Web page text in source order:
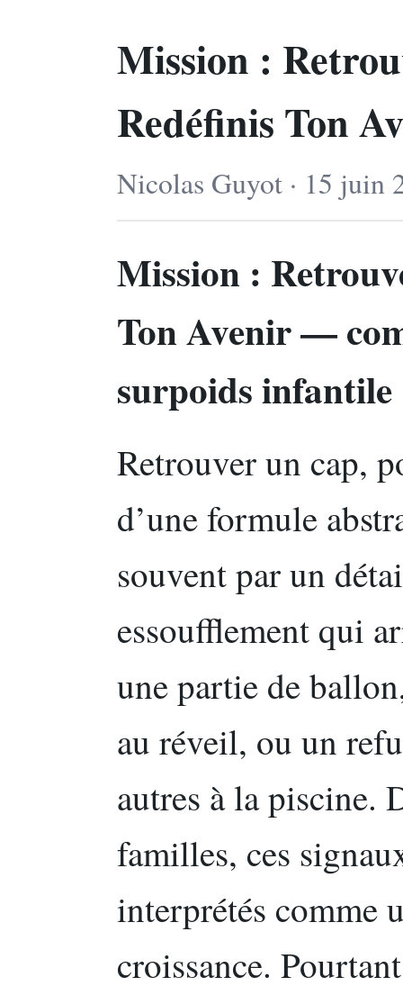
Mission :
Redéfinis Ton
Nicolas Guyot · 15 juin
Mission :
Ton Avenir —
surpoids infantile
Retrouver un cap,
d’une formule
souvent par un
essoufflement qui
une partie de
au réveil, ou un
autres à la piscine.
familles, ces
interprétés comme
croissance.